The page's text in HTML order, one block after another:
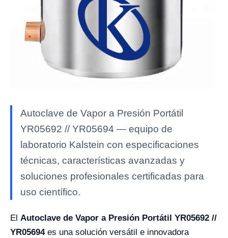
Autoclave de Vapor a Presión Portátil
YR05692 // YR05694 — equipo de
laboratorio Kalstein con especificaciones
técnicas, características avanzadas y
soluciones profesionales certificadas para
uso científico.
El Autoclave de Vapor a Presión Portátil YR05692 //
YR05694es una solución versátil e innovadora